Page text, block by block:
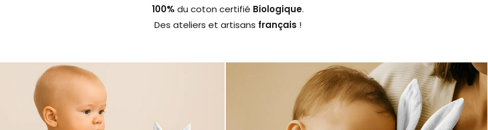
100% du coton certifié Biologique.
Des ateliers et artisans français !